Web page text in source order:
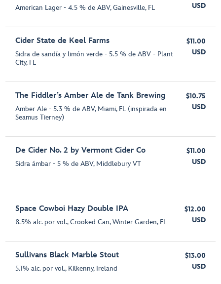
American Lager - 4.5 % de ABV, Gainesville, FL
USD
Cider State de Keel Farms
Sidra de sandía y limón verde - 5.5 % de ABV - Plant
City, FL
$11.00
USD
The Fiddler’s Amber Ale de Tank Brewing
Amber Ale - 5.3 % de ABV, Miami, FL (inspirada en
Seamus Tierney)
$10.75
USD
De Cider No. 2 by Vermont Cider Co
Sidra ámbar - 5 % de ABV, Middlebury VT
$11.00
USD
Space Cowboi Hazy Double IPA
8.5% alc. por vol., Crooked Can, Winter Garden, FL
$12.00
USD
Sullivans Black Marble Stout
5.1% alc. por vol., Kilkenny, Ireland
$13.00
USD